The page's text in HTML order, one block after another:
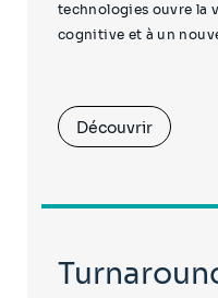
technologies ouvre la
cognitive et à un
Découvrir
Turnaround : Mutations